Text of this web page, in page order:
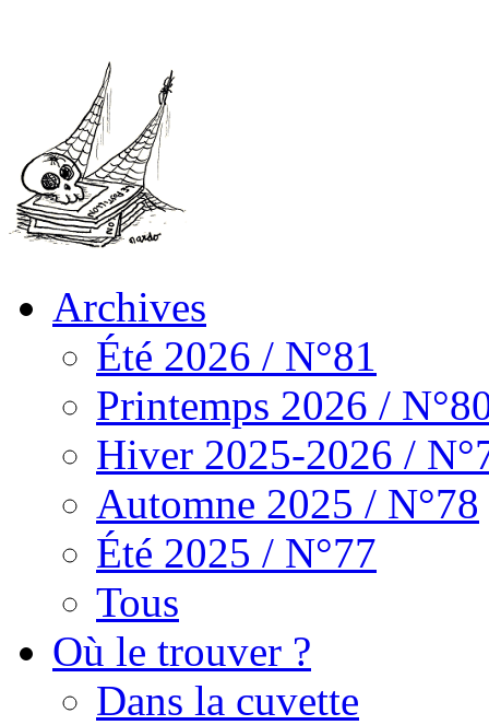
Archives
Été 2026 / N°81
Printemps 2026 /
Hiver 2025-2026 /
Automne 2025 / N°78
Été 2025 / N°77
Tous
Où le trouver ?
Dans la cuvette